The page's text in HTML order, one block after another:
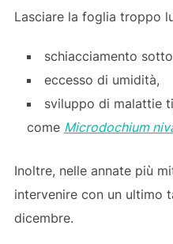
Lasciare la foglia troppo
schiacciamento
eccesso di umidità,
sviluppo di malattie
come Microdochium
Inoltre, nelle annate più
intervenire con un ultimo
dicembre.